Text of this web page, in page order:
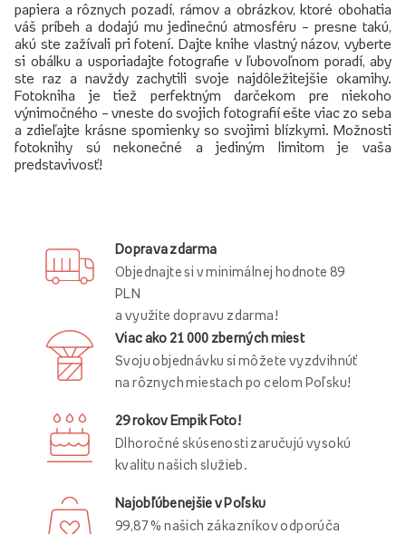
papiera a rôznych pozadí, rámov a obrázkov, ktoré obohatia
váš príbeh a dodajú mu jedinečnú atmosféru – presne takú,
akú ste zažívali pri fotení. Dajte knihe vlastný názov, vyberte
si obálku a usporiadajte fotografie v ľubovoľnom poradí, aby
ste raz a navždy zachytili svoje najdôležitejšie okamihy.
Fotokniha je tiež perfektným darčekom pre niekoho
výnimočného – vneste do svojich fotografií ešte viac zo seba
a zdieľajte krásne spomienky so svojimi blízkymi. Možnosti
fotoknihy sú nekonečné a jediným limitom je vaša
predstavivosť!
Doprava zdarma
Objednajte si v minimálnej hodnote 89
PLN
a využite dopravu zdarma!
Viac ako 21 000 zberných miest
Svoju objednávku si môžete vyzdvihnúť
na rôznych miestach po celom Poľsku!
29 rokov Empik Foto!
Dlhoročné skúsenosti zaručujú vysokú
kvalitu našich služieb.
Najobľúbenejšie v Poľsku
99,87 % našich zákazníkov odporúča